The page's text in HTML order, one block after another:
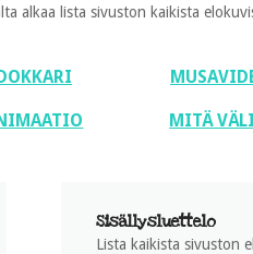
alkaa lista sivuston kaikista
MITÄ
Sisällysluettelo
Lista kaikista sivuston